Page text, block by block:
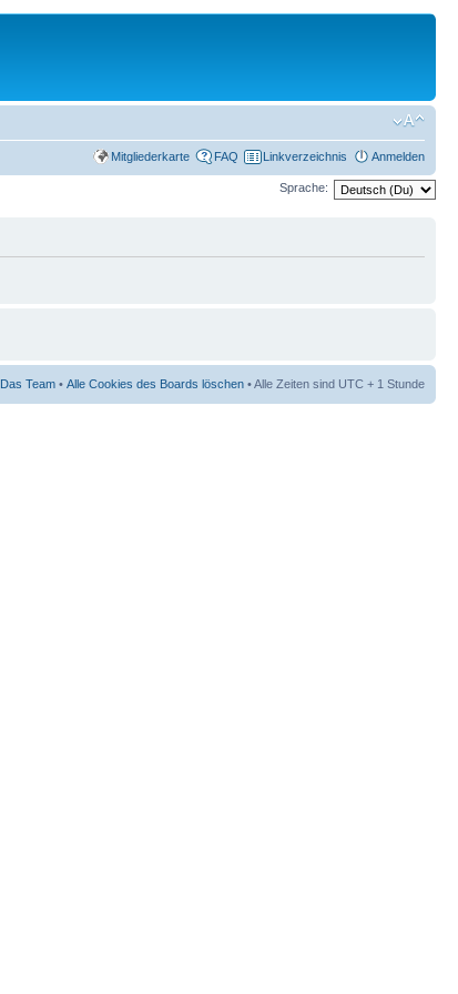
Mitgliederkarte FAQ Linkverzeichnis Anmelden
Sprache:
Das Team • Alle Cookies des Boards löschen • Alle Zeiten sind UTC + 1 Stunde